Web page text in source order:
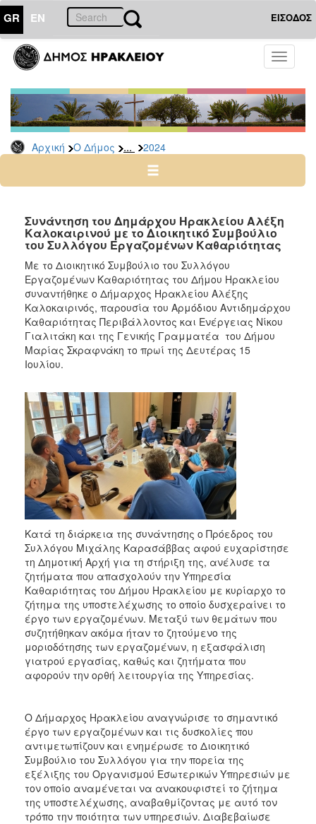
GR EN ΕΙΣΟΔΟΣ
Toggle
Αρχική Ο Δήμος ... 2024
ΔΗΜΟΣ
Δελτία
Τύπου
Αρχείο
2026
2024
2022
2020
2019
2018
2017
2016
2013
2012
2011
2010
2006
ΤΟΠΟΣ
ΠΟΛΙΤΙΣΜΟΣ
ΑΝΘΕΚΤΙΚΗ
ΠΟΛΗ
Συνάντηση του Δημάρχου Ηρακλείου Αλέξη
Καλοκαιρινού με το Διοικητικό Συμβούλιο
του Συλλόγου Εργαζομένων Καθαριότητας
Με το Διοικητικό Συμβούλιο του Συλλόγου
Εργαζομένων Καθαριότητας του Δήμου Ηρακλείου
συναντήθηκε ο Δήμαρχος Ηρακλείου Αλέξης
Καλοκαιρινός, παρουσία του Αρμόδιου Αντιδημάρχου
Καθαριότητας Περιβάλλοντος και Ενέργειας Νίκου
Γιαλιτάκη και της Γενικής Γραμματέα του Δήμου
Μαρίας Σκραφνάκη το πρωί της Δευτέρας 15
Ιουλίου.
Κατά τη διάρκεια της συνάντησης ο Πρόεδρος του
Συλλόγου Μιχάλης Καρασάββας αφού ευχαρίστησε
τη Δημοτική Αρχή για τη στήριξη της, ανέλυσε τα
ζητήματα που απασχολούν την Υπηρεσία
Καθαριότητας του Δήμου Ηρακλείου με κυρίαρχο το
ζήτημα της υποστελέχωσης το οποίο δυσχεραίνει το
έργο των εργαζομένων. Μεταξύ των θεμάτων που
συζητήθηκαν ακόμα ήταν το ζητούμενο της
μοριοδότησης των εργαζομένων, η εξασφάλιση
γιατρού εργασίας, καθώς και ζητήματα που
αφορούν την ορθή λειτουργία της Υπηρεσίας.
Ο Δήμαρχος Ηρακλείου αναγνώρισε το σημαντικό
έργο των εργαζομένων και τις δυσκολίες που
αντιμετωπίζουν και ενημέρωσε το Διοικητικό
Συμβούλιο του Συλλόγου για την πορεία της
εξέλιξης του Οργανισμού Εσωτερικών Υπηρεσιών με
τον οποίο αναμένεται να ανακουφιστεί το ζήτημα
της υποστελέχωσης, αναβαθμίζοντας με αυτό τον
τρόπο την ποιότητα των υπηρεσιών. Διαβεβαίωσε